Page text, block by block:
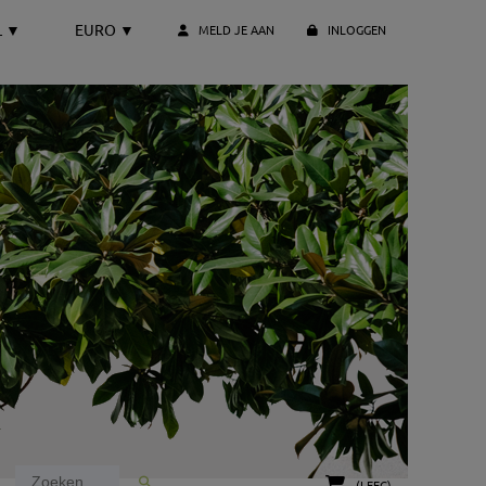
MELD JE AAN INLOGGEN
EURO ▼
▼